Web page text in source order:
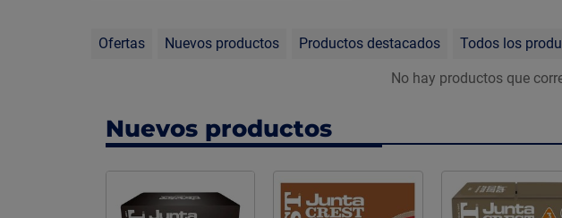
Ofertas Nuevos productos Productos destacados Todos los
No hay productos que
Nuevos productos